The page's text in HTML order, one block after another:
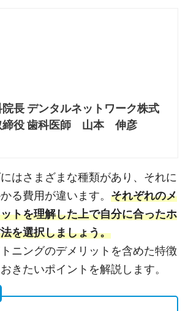
長 デンタルネットワーク株式
役 歯科医師 山本 伸彦
はさまざまな種類があり、それに
る費用が違います。 それぞれのメ
トを理解した上で自分に合ったホ
を選択しましょう。
ニングのデメリットを含めた特徴
きたいポイントを解説します。